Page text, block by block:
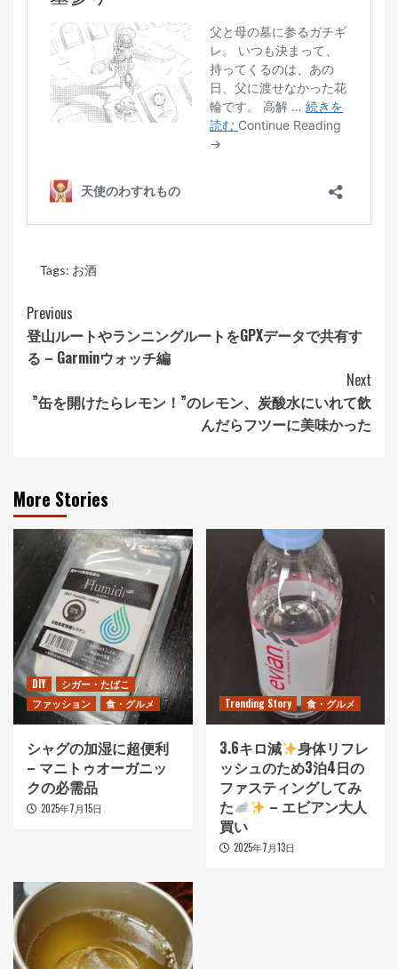
Tags: お酒
Post
Navigation
Previous
登山ルートやランニングルートをGPXデータで共有す
る – Garminウォッチ編
Next
”缶を開けたらレモン！”のレモン、炭酸水にいれて飲
んだらフツーに美味かった
More Stories
DIY
シガー・たばこ
ファッション
食・グルメ
シャグの加湿に超便利
– マニトゥオーガニッ
クの必需品
2025年7月15日
Trending Story 食・グルメ
3.6キロ減
身体リフレ
ッシュのため3泊4日の
ファスティングしてみ
た
– エビアン大人
買い
2025年7月13日